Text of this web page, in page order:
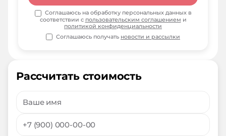
Рассчитать стоимость
Соглашаюсь на обработку персональных данных в
соответствии с пользовательским соглашением и
политикой конфиденциальности
Соглашаюсь получать новости и рассылки